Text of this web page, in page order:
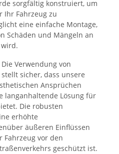
sorgfältig konstruiert, um
Ihr Fahrzeug zu
eine einfache Montage,
Schäden und Mängeln an
Die Verwendung von
sicher, dass unsere
Ansprüchen
langanhaltende Lösung für
Die robusten
erhöhte
äußeren Einflüssen
Fahrzeug vor den
geschützt ist.